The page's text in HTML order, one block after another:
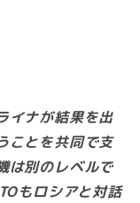
イナが結果を出
ことを共同で支
は別のレベルで
もロシアと対話